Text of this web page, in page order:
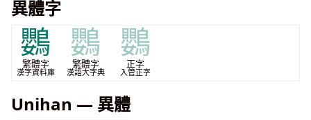
異體字
鸚
繁體字
漢字資料庫
鸚
繁體字
漢語大字典
鸚
正字
入管正字
Unihan — 異體